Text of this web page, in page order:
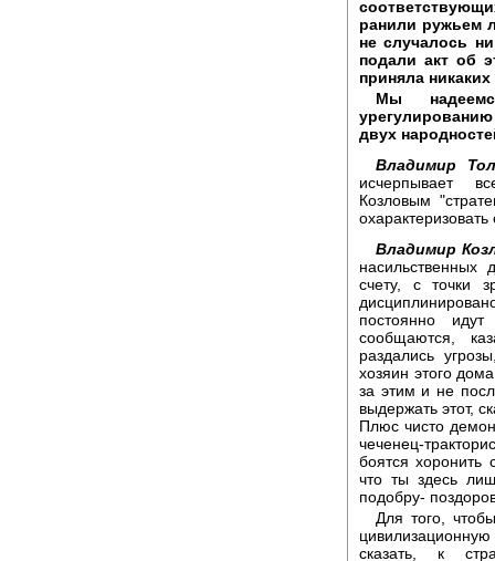
ранили ружьем
не случалось
подали акт об
приняла
Мы
двух
Владимир
исчерпывает
Козловым
Владимир
счету, с точки
постоянно
сообщаются,
раздались
хозяин этого
за этим и не
выдержать этот,
Плюс чисто
чеченец-
боятся хоронить
что ты здесь
подобру-
Для того,
сказать, к